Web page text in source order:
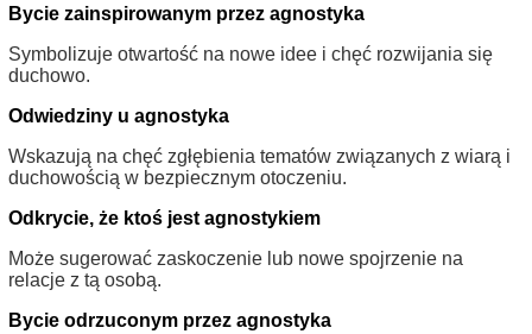
Bycie zainspirowanym przez agnostyka
Symbolizuje otwartość na nowe idee i chęć rozwijania się
duchowo.
Odwiedziny u agnostyka
Wskazują na chęć zgłębienia tematów związanych z wiarą i
duchowością w bezpiecznym otoczeniu.
Odkrycie, że ktoś jest agnostykiem
Może sugerować zaskoczenie lub nowe spojrzenie na
relacje z tą osobą.
Bycie odrzuconym przez agnostyka